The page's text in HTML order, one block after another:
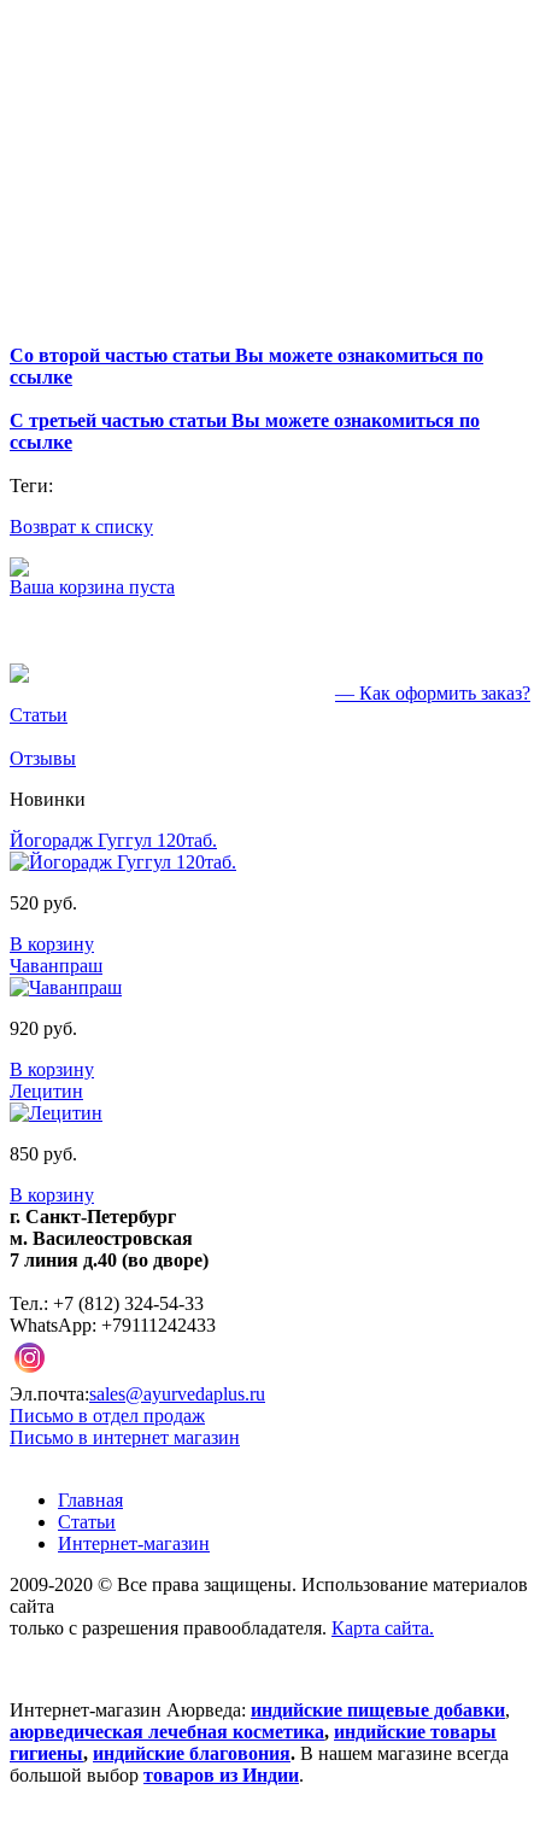
Со второй частью статьи Вы можете ознакомиться по
ссылке
С третьей частью статьи Вы можете ознакомиться по
ссылке
Теги:
Возврат к списку
Ваша корзина пуста
— Как оформить заказ?
Статьи
Отзывы
Новинки
Йогорадж Гуггул 120таб.
520 руб.
В корзину
Чаванпраш
920 руб.
В корзину
Лецитин
850 руб.
В корзину
г. Санкт-Петербург
м. Василеостровская
7 линия д.40 (во дворе)
Тел.: +7 (812) 324-54-33
WhatsApp: +79111242433
Эл.почта:sales@ayurvedaplus.ru
Письмо в отдел продаж
Письмо в интернет магазин
Главная
Статьи
Интернет-магазин
2009-2020 © Все права защищены. Использование материалов
сайта
только с разрешения правообладателя. Карта сайта.
Интернет-магазин Аюрведа: индийские пищевые добавки,
аюрведическая лечебная косметика, индийские товары
гигиены, индийские благовония. В нашем магазине всегда
большой выбор товаров из Индии.